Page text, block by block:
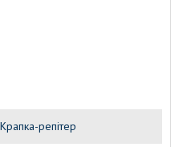
репітер